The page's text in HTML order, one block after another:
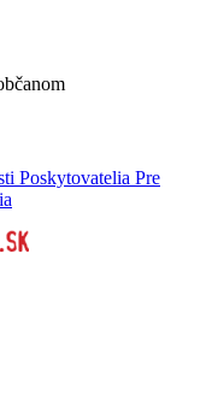
Poskytovatelia Pre